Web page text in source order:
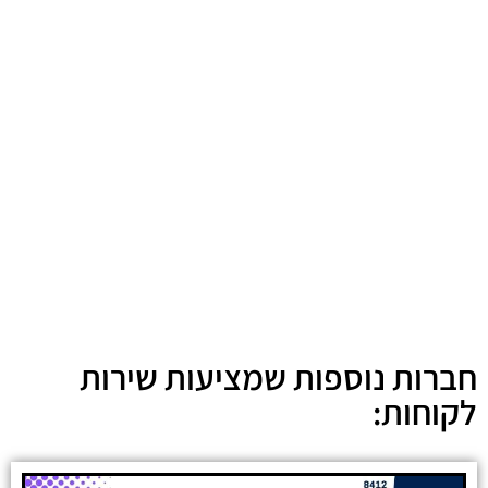
חברות נוספות שמציעות שירות
לקוחות: